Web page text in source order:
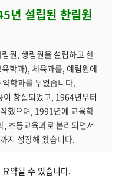
년 설립된 한림원
원, 행림원을 설립하고 한
학과), 체육과를, 예림원에
학과를 두었습니다.
창설되었고, 1964년부터
했으며, 1991년에 교육학
초등교육과로 분리되면서
지 성장해 왔습니다.
약될 수 있습니다.